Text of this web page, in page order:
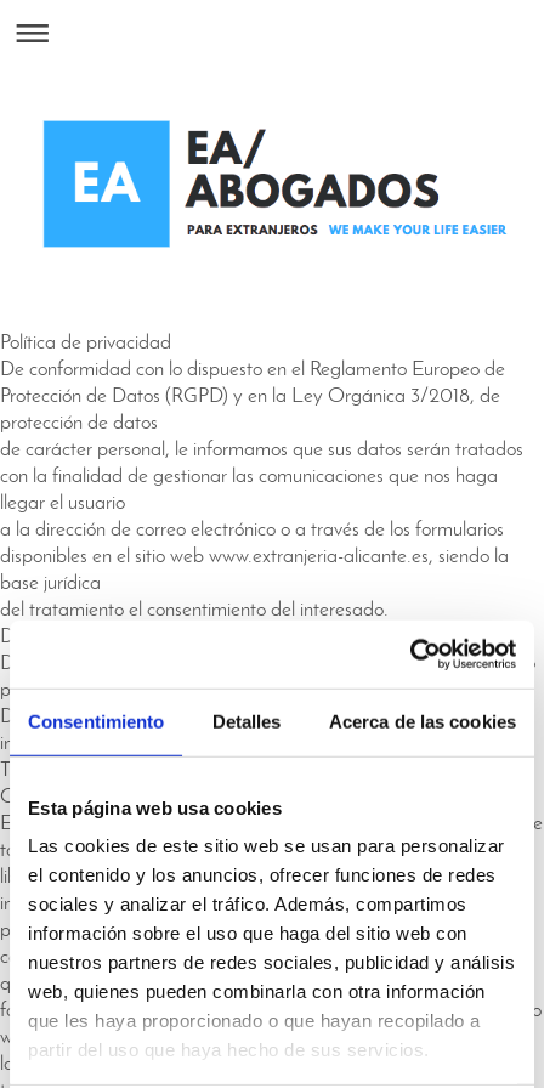
Consentimiento Detalles Acerca de las cookies
Esta página web usa cookies
Las cookies de este sitio web se usan para personalizar
el contenido y los anuncios, ofrecer funciones de redes
sociales y analizar el tráfico. Además, compartimos
información sobre el uso que haga del sitio web con
nuestros partners de redes sociales, publicidad y análisis
web, quienes pueden combinarla con otra información
que les haya proporcionado o que hayan recopilado a
partir del uso que haya hecho de sus servicios.
Política de privacidad
De conformidad con lo dispuesto en el Reglamento Europeo de
Protección de Datos (RGPD) y en la Ley Orgánica 3/2018, de
protección de datos
de carácter personal, le informamos que sus datos serán tratados
con la finalidad de gestionar las comunicaciones que nos haga
llegar el usuario
a la dirección de correo electrónico o a través de los formularios
disponibles en el sitio web www.extranjeria-alicante.es, siendo la
base jurídica
del tratamiento el consentimiento del interesado.
DATOS DEL RESPONSABLE DE TRATAMIENTO:
DIRECCIÓN POSTAL: Avda. Maisonnave, número 41, 3º, código
postal 03003.
DIRECCIÓN DE CORREO ELECTRÓNICO:
info@residirenalicante.com
CIF: 48.625.750-R
El sitio web www.extranjeria-alicante.com dispone de formularios de
toma de datos. Los usuarios, aceptan expresamente y de forma
libre e
inequívoca que sus datos personales sean tratados por parte del
prestador con la finalidad de tramitar cualquier tipo de petición o
comunicación
que sea realizada por el usuario a través de cualquiera de las
formas de contacto que se ponen a disposición del usuario en el sitio
web, siendo
la base jurídica del tratamiento el consentimiento del interesado a